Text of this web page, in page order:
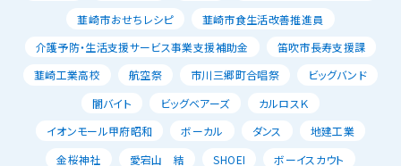
韮崎市おせちレシピ
韮崎市食生活改善推進員
介護予防・生活支援サービス事業支援補助金
笛吹市長寿支援課
韮崎工業高校
航空祭 市川三郷町合唱祭
ビッグバンド
闇バイト
ビッグベアーズ
カルロスＫ
イオンモール甲府昭和
ボーカル ダンス
地建工業
金桜神社
愛宕山 結 SHOEI
ボーイスカウト